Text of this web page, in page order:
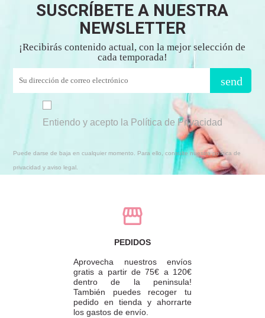
SUSCRÍBETE A NUESTRA
NEWSLETTER
¡Recibirás contenido actual, con la mejor selección de
cada temporada!
send
Entiendo y acepto la Política de Privacidad
Puede darse de baja en cualquier momento. Para ello, consulte nuestra política de
privacidad y aviso legal.
PEDIDOS
Aprovecha nuestros envíos
gratis a partir de 75€ a 120€
dentro de la peninsula!
También puedes recoger tu
pedido en tienda y ahorrarte
los gastos de envío.